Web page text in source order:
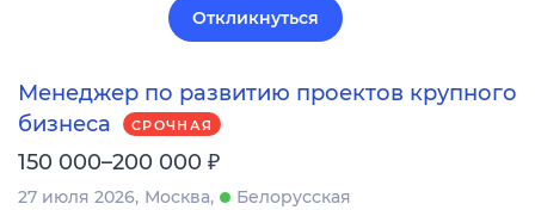
Откликнуться
Менеджер по развитию проектов крупного
бизнеса
СРОЧНАЯ
150 000–200 000 ₽
27 июля 2026 Москва
Белорусская